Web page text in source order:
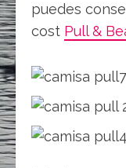
puedes
cost Pull &